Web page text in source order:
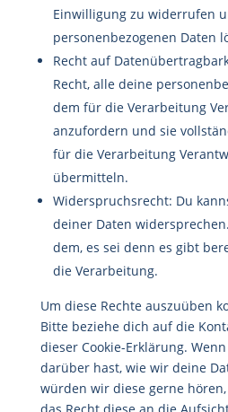
Einwilligung zu widerrufen
personenbezogenen Daten
Recht auf
Recht, alle deine
dem für die Verarbeitung
anzufordern und sie
für die Verarbeitung
übermitteln.
Widerspruchsrecht: Du
deiner Daten
dem, es sei denn es gibt
die Verarbeitung.
Um diese Rechte auszuüben
Bitte beziehe dich auf die
dieser Cookie-Erklärung.
darüber hast, wie wir deine
würden wir diese gerne